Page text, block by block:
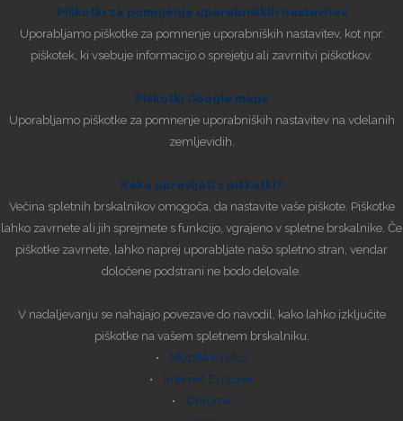
Piškotki za pomnjenje uporabniških nastavitev
Uporabljamo piškotke za pomnenje uporabniških nastavitev, kot npr.
piškotek, ki vsebuje informacijo o sprejetju ali zavrnitvi piškotkov.
Piškotki Google maps
Uporabljamo piškotke za pomnenje uporabniških nastavitev na vdelanih
zemljevidih.
Kako upravljati s piškotki?
Večina spletnih brskalnikov omogoča, da nastavite vaše piškote. Piškotke
lahko zavrnete ali jih sprejmete s funkcijo, vgrajeno v spletne brskalnike. Če
piškotke zavrnete, lahko naprej uporabljate našo spletno stran, vendar
določene podstrani ne bodo delovale.
V nadaljevanju se nahajajo povezave do navodil, kako lahko izključite
piškotke na vašem spletnem brskalniku.
• Mozilla Firefox
• Internet Explorer
• Chrome